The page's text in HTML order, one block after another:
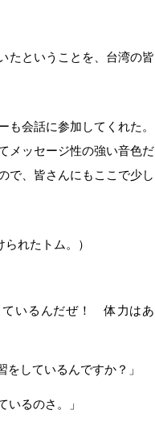
たということを、台湾の皆
会話に参加してくれた。
メッセージ性の強い音色だ
で、皆さんにもここで少し
れたトム。）
ているんだぜ！ 体力はあ
しているんですか？」
いるのさ。」